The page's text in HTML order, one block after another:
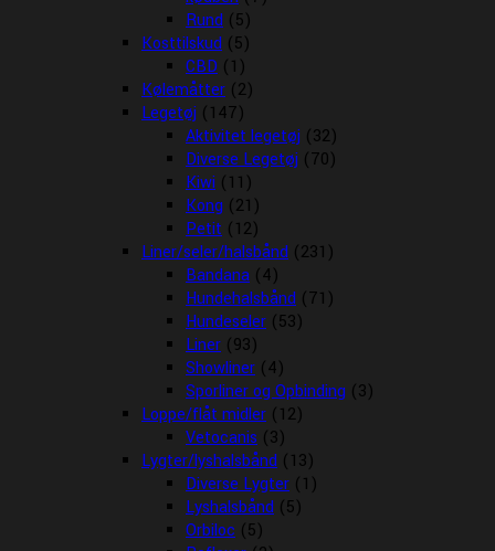
Rund (5)
Kosttilskud (5)
CBD (1)
Kølemåtter (2)
Legetøj (147)
Aktivitet legetøj (32)
Diverse Legetøj (70)
Kiwi (11)
Kong (21)
Petit (12)
Liner/seler/halsbånd (231)
Bandana (4)
Hundehalsbånd (71)
Hundeseler (53)
Liner (93)
Showliner (4)
Sporliner og Opbinding (3)
Loppe/flåt midler (12)
Vetocanis (3)
Lygter/lyshalsbånd (13)
Diverse Lygter (1)
Lyshalsbånd (5)
Orbiloc (5)